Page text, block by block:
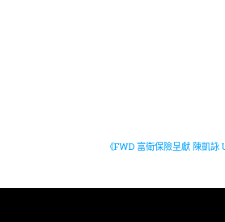
《FWD 富衛保險呈獻 陳凱詠